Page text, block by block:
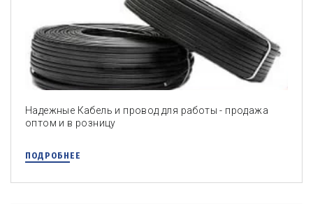
Надежные Кабель и провод для работы - продажа
оптом и в розницу
ПОДРОБНЕЕ